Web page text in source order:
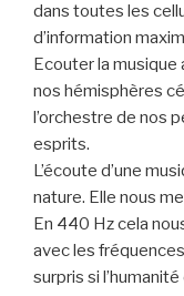
dans toutes les
d’information
Ecouter la musique
nos hémisphères
l’orchestre de nos
esprits.
L’écoute d’une
nature. Elle nous
En 440 Hz cela
avec les
surpris si